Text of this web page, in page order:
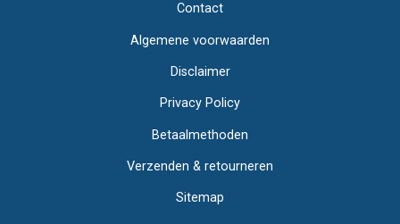
Contact
Algemene voorwaarden
Disclaimer
Privacy Policy
Betaalmethoden
Verzenden & retourneren
Sitemap